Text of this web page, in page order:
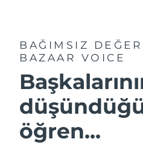
BAĞIMSIZ
BAZAAR VOICE
öğren...